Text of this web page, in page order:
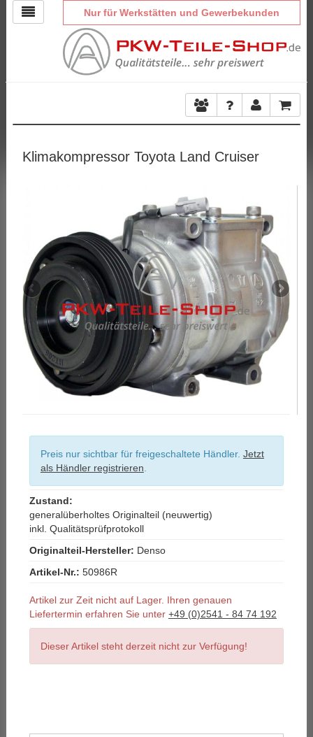
Nur für Werkstätten und Gewerbekunden
Klimakompressor Toyota Land Cruiser
Preis nur sichtbar für freigeschaltete Händler. Jetzt
als Händler registrieren
Zustand:
generalüberholtes Originalteil (neuwertig)
inkl. Qualitätsprüfprotokoll
Originalteil-Hersteller: Denso
Artikel-Nr.: 50986R
Artikel zur Zeit nicht auf Lager. Ihren genauen
Liefertermin erfahren Sie unter +49 (0)2541 - 84 74 192
Dieser Artikel steht derzeit nicht zur Verfügung!